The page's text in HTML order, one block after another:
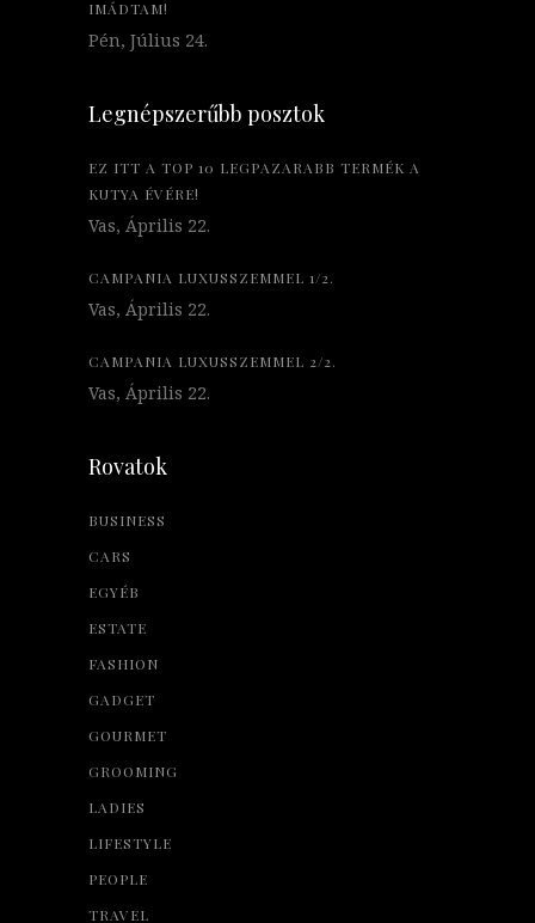
IMÁDTAM!
Pén, Július 24.
Legnépszerűbb posztok
EZ ITT A TOP 10 LEGPAZARABB TERMÉK A
KUTYA ÉVÉRE!
Vas, Április 22.
CAMPANIA LUXUSSZEMMEL 1/2.
Vas, Április 22.
CAMPANIA LUXUSSZEMMEL 2/2.
Vas, Április 22.
Rovatok
BUSINESS
CARS
EGYÉB
ESTATE
FASHION
GADGET
GOURMET
GROOMING
LADIES
LIFESTYLE
PEOPLE
TRAVEL